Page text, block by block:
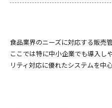
食品業界のニーズに対応する販売
ここでは特に中小企業でも導入し
リティ対応に優れたシステムを中